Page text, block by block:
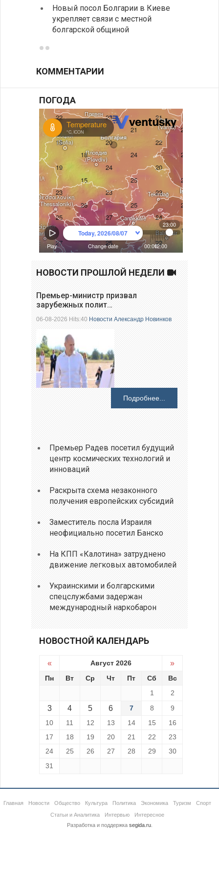
Новый посол Болгарии в Киеве
укрепляет связи с местной
болгарской общиной
КОММЕНТАРИИ
ПОГОДА
НОВОСТИ ПРОШЛОЙ НЕДЕЛИ
Премьер-министр призвал
зарубежных полит…
06-08-2026 Hits:40Новости Александр Новинков
Подробнее...
Премьер Радев посетил будущий
центр космических технологий и
инноваций
Раскрыта схема незаконного
получения европейских субсидий
Заместитель посла Израиля
неофициально посетил Банско
На КПП «Калотина» затруднено
движение легковых автомобилей
Украинскими и болгарскими
спецслужбами задержан
международный наркобарон
НОВОСТНОЙ КАЛЕНДАРЬ
« Август 2026 »
Пн Вт Ср Чт Пт Сб
Вс
1
2
3 4 5 6 7 8
9
10
11 12 13 14 15
16
17
18 19 20 21 22
23
24
25 26 27 28 29
30
31
Главная Новости Общество Культура Политика Экономика Туризм
Спорт
Статьи и Аналитика
Интервью
Интересное
Разработка и поддержка segida.ru.